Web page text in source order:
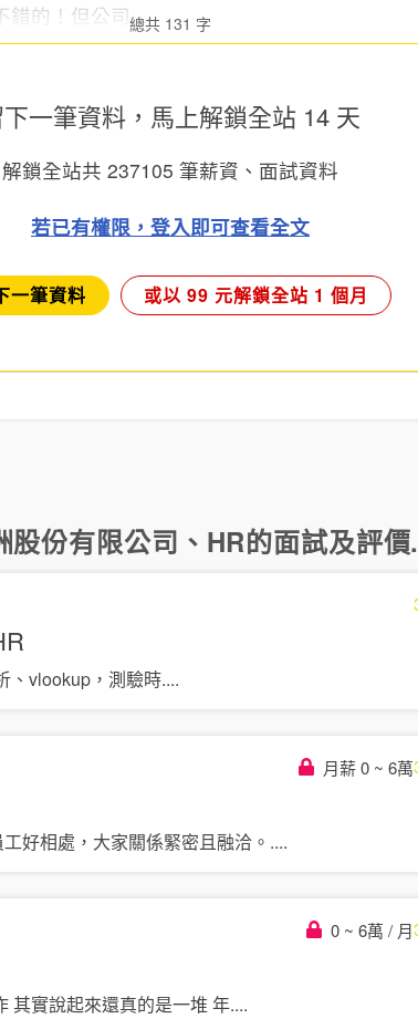
錯的！但公司...總共 131 字
一筆資料，馬上解鎖全站 14 天
解鎖全站共 237105 筆薪資、面試資料
若已有權限，登入即可查看全文
一筆資料 或以 99 元解鎖全站 1 個月
股份有限公司 、 HR的面試及評
、vlookup，測驗時....
月薪 0 ~ 6萬
好相處，大家關係緊密且融洽。 ....
0 ~ 6萬 / 月
其實說起來還真的是一堆 年....